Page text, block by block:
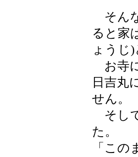
そん
ると家
ょうじ
お寺
日吉丸
せん。
そし
た。
「こ